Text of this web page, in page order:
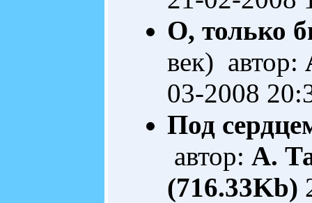
О, только
век) автор:
03-2008
Под
автор: А.
(716.33Kb)